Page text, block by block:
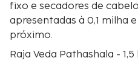
fixo e secadores de
apresentadas à 0,1 milha
próximo.
Raja Veda Pathashala -